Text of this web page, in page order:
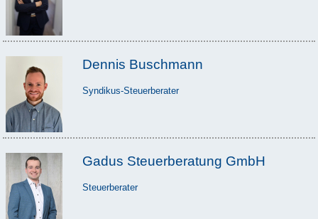
Dennis Buschmann
Syndikus-Steuerberater
Gadus Steuerberatung GmbH
Steuerberater